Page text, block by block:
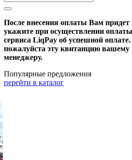
После внесения оплаты Вам
укажите при осуществлении
сервиса LiqPay об успешной
пожалуйста эту квитанцию вашему
менеджеру.
Популярные предложения
перейти в каталог